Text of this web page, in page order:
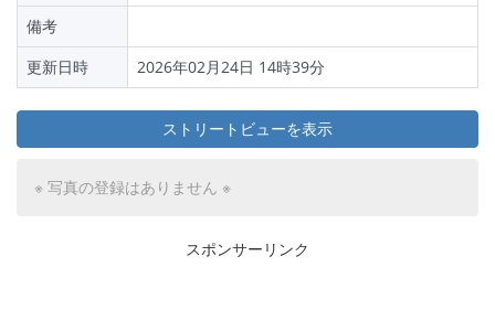
備考
更新日時
2026年02月24日 14時39分
ストリートビューを表示
※ 写真の登録はありません ※
スポンサーリンク